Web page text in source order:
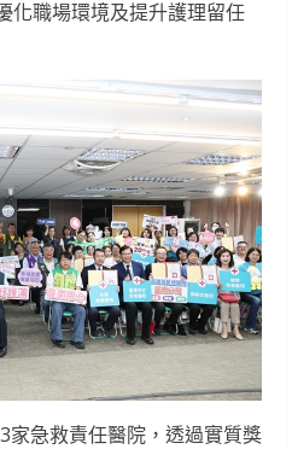
化職場環境及提升護理留任
家急救責任醫院，透過實質獎